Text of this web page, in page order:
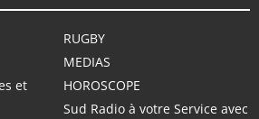
RUGBY
MEDIAS
et
HOROSCOPE
Sud Radio à votre Service avec